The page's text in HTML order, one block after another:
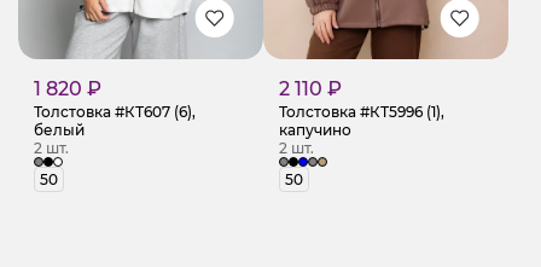
1 820 ₽
Толстовка #КТ607 (6),
белый
2 шт.
50
2 110 ₽
Толстовка #КТ5996 (1),
капучино
2 шт.
50